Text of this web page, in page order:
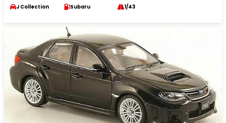
J Collection Subaru 1/43